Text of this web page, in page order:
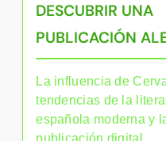
DESCUBRIR UNA
PUBLICACIÓN
La influencia de
tendencias de la
española moderna y
publicación digital